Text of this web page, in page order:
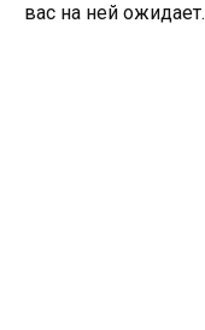
вас на ней ожидает.